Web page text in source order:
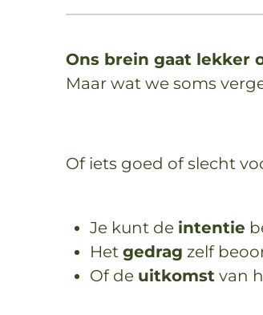
Ons brein gaat lekker
Maar wat we soms
Of iets goed of slecht
Je kunt de intentie
Het gedrag zelf
Of de uitkomst van